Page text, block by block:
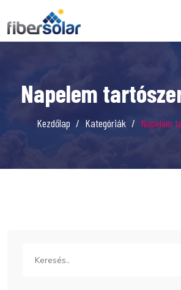
Napelem
Kezdőlap Kategóriák Napelem